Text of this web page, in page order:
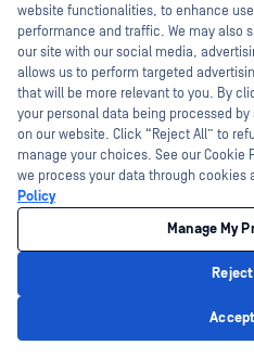
2025
2026
website functionalities, to enhance
performance and traffic. We may also
our site with our social media,
allows us to perform targeted
that will be more relevant to you. By
your personal data being processed
on our website. Click “Reject All” to
manage your choices. See our Cookie
we process your data through cookies
Policy
Manage My
I'm Ozzy,
How can I
today?